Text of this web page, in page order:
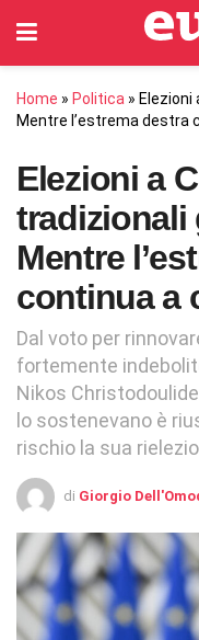
Home » Politica » Elezioni
Mentre l’estrema destra
Elezioni a
tradizionali
Mentre
continua a
Dal voto per
fortemente
Nikos
lo sostenevano è
rischio la sua
di Giorgio